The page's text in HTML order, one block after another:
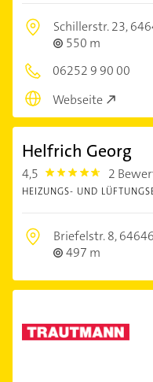
Schillerstr. 23,
550 m
06252 9 90 00
Webseite
Helfrich Georg
4,5 4.5 2
HEIZUNGS- UND
Briefelstr. 8,
497 m